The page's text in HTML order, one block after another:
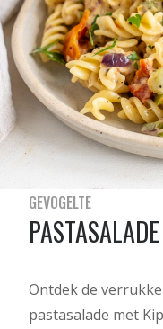
GEVOGELTE
Ontdek de
pastasalade met